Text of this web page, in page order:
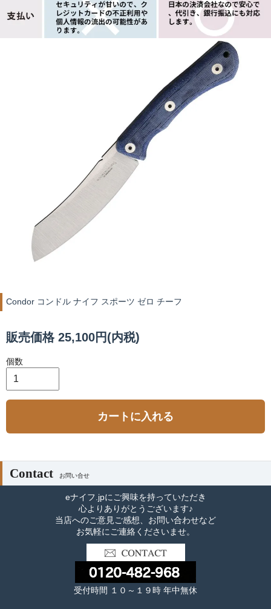
Condor コンドル ナイフ スポーツ ゼロ チーフ
販売価格 25,100円(内税)
個数
カートに入れる
Contact お問い合せ
eナイフ.jpにご興味を持っていただき
心よりありがとうございます♪
当店へのご意見ご感想、お問い合わせなど
お気軽にご連絡くださいませ。
受付時間 １０～１９時 年中無休